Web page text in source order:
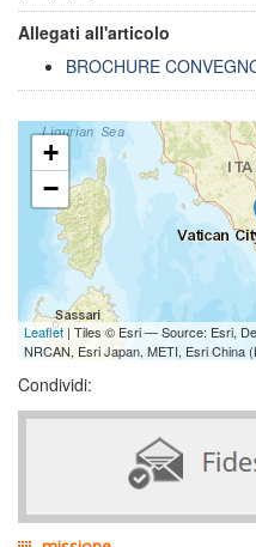
Allegati all'articolo
BROCHURE
+
−
Leaflet | Tiles © Esri — Source: Esri,
NRCAN, Esri Japan, METI, Esri China
Condividi: